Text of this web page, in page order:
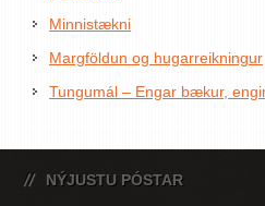
Minnistækni
Margföldun og hugarreikningur
Tungumál – Engar bækur,
NÝJUSTU PÓSTAR